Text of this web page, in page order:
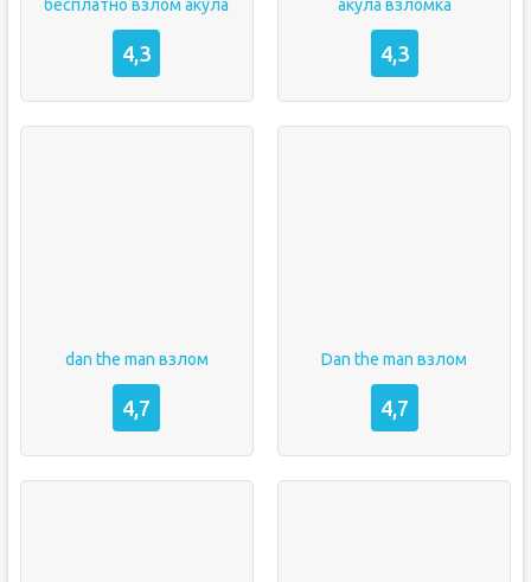
бесплатно взлом акула
4,3
акула взломка
4,3
dan the man взлом
4,7
Dan the man взлом
4,7